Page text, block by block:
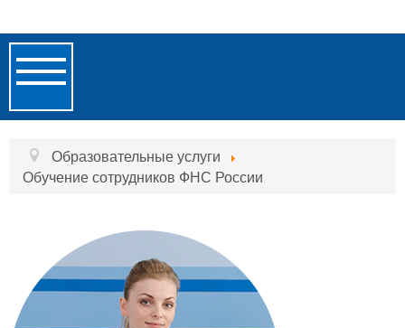
Toggle
Navigation
Главная
Об учреждении
Образовательные услуги
Услуги проживания
Образовательные услуги
Обучение сотрудников ФНС России